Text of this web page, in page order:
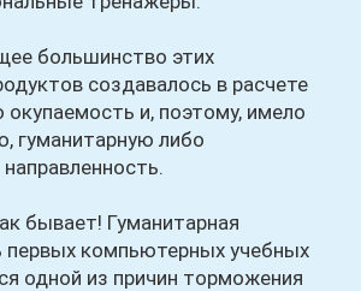
большинство этих
создавалось в расчете
и, поэтому, имело
гуманитарную либо
Гуманитарная
первых компьютерных учебных
одной из причин торможения